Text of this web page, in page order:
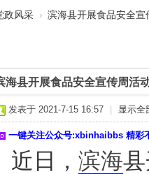
政风采 › 滨海县开展食品安全宣
海县开展食品安全宣传周活
发表于 2021-7-15 16:57 显示全
一键关注公众号:xbinhaibbs 精彩
近日， 滨海